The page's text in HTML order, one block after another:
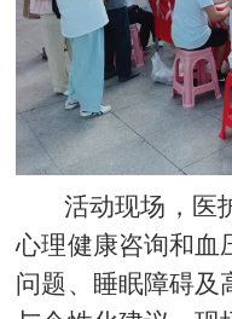
活动现场，医
心理健康咨询和血
问题、睡眠障碍及